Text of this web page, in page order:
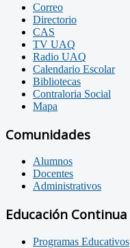
Correo
Directorio
CAS
TV UAQ
Radio UAQ
Calendario Escolar
Bibliotecas
Contraloria Social
Mapa
Comunidades
Alumnos
Docentes
Administrativos
Educación Continua
Programas Educativos